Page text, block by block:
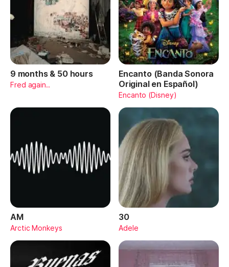
9 months & 50 hours
Fred again..
Encanto (Banda Sonora
Original en Español)
Encanto (Disney)
AM
Arctic Monkeys
30
Adele